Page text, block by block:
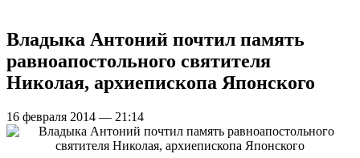
Владыка Антоний почтил память
равноапостольного святителя
Николая, архиепископа Японского
16 февраля 2014 — 21:14